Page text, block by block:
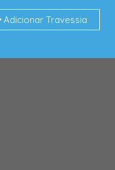
Adicionar Travessia